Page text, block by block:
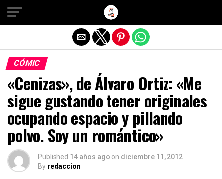
CÓMIC
«Cenizas», de Álvaro Ortiz: «Me
sigue gustando tener originales
ocupando espacio y pillando
polvo. Soy un romántico»
Published 14 años ago on diciembre 11, 2012
By redaccion
Salir de la versión móvil